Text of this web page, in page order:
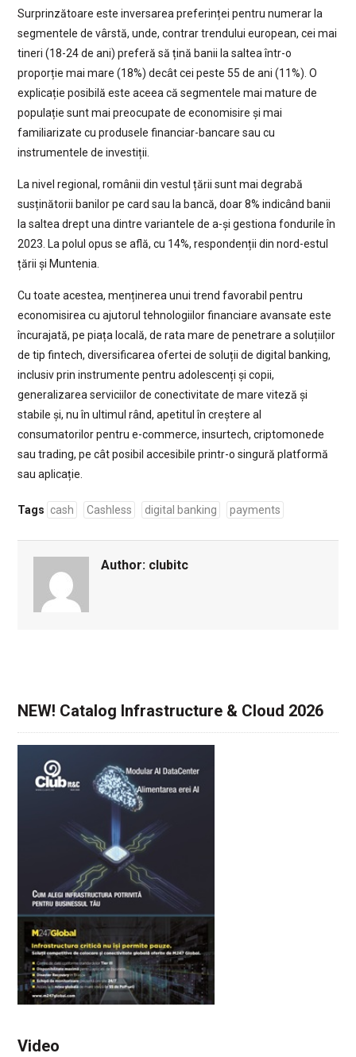
Surprinzătoare este inversarea preferinței pentru numerar la
segmentele de vârstă, unde, contrar trendului european, cei mai
tineri (18-24 de ani) preferă să țină banii la saltea într-o
proporție mai mare (18%) decât cei peste 55 de ani (11%). O
explicație posibilă este aceea că segmentele mai mature de
populație sunt mai preocupate de economisire și mai
familiarizate cu produsele financiar-bancare sau cu
instrumentele de investiții.
La nivel regional, românii din vestul țării sunt mai degrabă
susținătorii banilor pe card sau la bancă, doar 8% indicând banii
la saltea drept una dintre variantele de a-și gestiona fondurile în
2023. La polul opus se află, cu 14%, respondenții din nord-estul
țării și Muntenia.
Cu toate acestea, menținerea unui trend favorabil pentru
economisirea cu ajutorul tehnologiilor financiare avansate este
încurajată, pe piața locală, de rata mare de penetrare a soluțiilor
de tip fintech, diversificarea ofertei de soluții de digital banking,
inclusiv prin instrumente pentru adolescenți și copii,
generalizarea serviciilor de conectivitate de mare viteză și
stabile și, nu în ultimul rând, apetitul în creștere al
consumatorilor pentru e-commerce, insurtech, criptomonede
sau trading, pe cât posibil accesibile printr-o singură platformă
sau aplicație.
Tags cash Cashless digital banking payments
Author: clubitc
NEW! Catalog Infrastructure & Cloud 2026
Video